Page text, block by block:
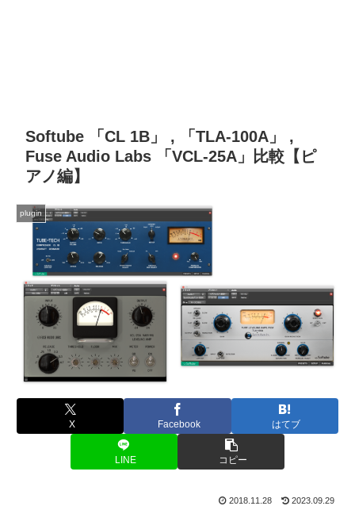
Softube 「CL 1B」 , 「TLA-100A」 ,
Fuse Audio Labs 「VCL-25A」比較【ピ
アノ編】
plugin
X Facebook はてブ
LINE コピー
2018.11.28 2023.09.29